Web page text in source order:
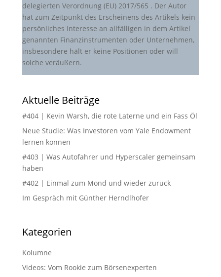
delegierten Verordnung (EU) 2017/565 . Der Autor
hat zum Zeitpunkt des Erscheinens des Artikels kein
persönliches Interesse an allfälligen in dem Artikel
genannten Finanzinstrumenten oder Unternehmen,
insbesondere hält er keine Positionen oder will
solche veräußern.
Aktuelle Beiträge
#404 | Kevin Warsh, die rote Laterne und ein Fass Öl
Neue Studie: Was Investoren vom Yale Endowment
lernen können
#403 | Was Autofahrer und Hyperscaler gemeinsam
haben
#402 | Einmal zum Mond und wieder zurück
Im Gespräch mit Günther Herndlhofer
Kategorien
Kolumne
Videos: Vom Rookie zum Börsenexperten